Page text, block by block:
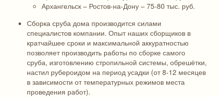
Архангельск – Ростов-на-Дону – 75-80 тыс. руб.
Сборка сруба дома производится силами
специалистов компании. Опыт наших сборщиков в
кратчайшее сроки и максимальной аккуратностью
позволяет производить работы по сборке самого
сруба, изготовлению стропильной системы, обрешётки,
настил рубероидом на период усадки (от 8-12 месяцев
в зависимости от температурных режимов места
проведения работ).